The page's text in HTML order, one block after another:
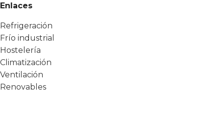
Enlaces
Refrigeración
Frío industrial
Hostelería
Climatización
Ventilación
Renovables